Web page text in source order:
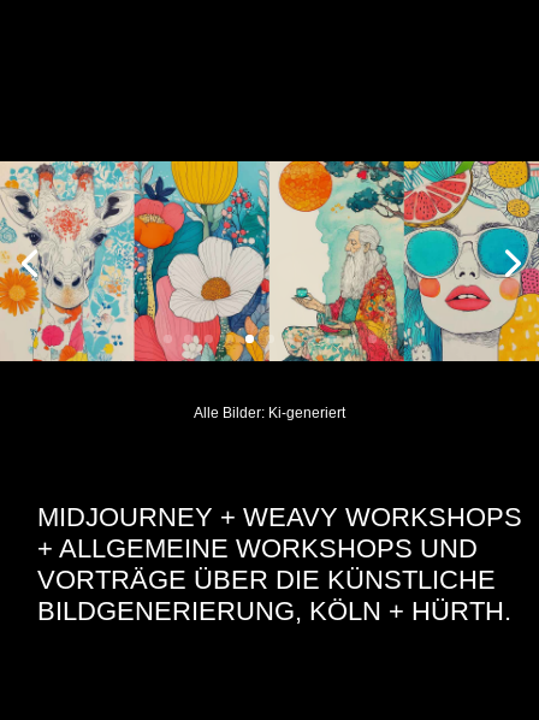
Alle Bilder: Ki-generiert
MIDJOURNEY + WEAVY WORKSHOPS
+ ALLGEMEINE WORKSHOPS UND
VORTRÄGE ÜBER DIE KÜNSTLICHE
BILDGENERIERUNG, KÖLN + HÜRTH.